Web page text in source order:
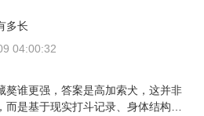
多长
04:00:32
獒谁更强，答案是高加索犬，这并非
而是基于现实打斗记录、身体结构与